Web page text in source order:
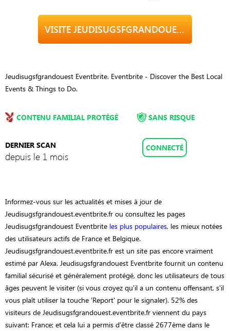
VISITE JEUDISUGSFGRANDOUEST.EVENTBRITE.FR
Jeudisugsfgrandouest Eventbrite. Eventbrite - Discover the Best Local
Events & Things to Do.
CONTENU FAMILIAL PROTÉGÉ
DERNIER SCAN
depuis le 1 mois
SANS RISQUE
CONNECTÉ
Informez-vous sur les actualités et mises à jour de
Jeudisugsfgrandouest.eventbrite.fr ou consultez les pages
Jeudisugsfgrandouest Eventbrite les plus populaires, les mieux notées
des utilisateurs actifs de France et Belgique.
Jeudisugsfgrandouest.eventbrite.fr est un site pas encore vraiment
estimé par Alexa. Jeudisugsfgrandouest Eventbrite fournit un contenu
familial sécurisé et généralement protégé, donc les utilisateurs de tous
âges peuvent le visiter (si vous croyez qu'il a un contenu offensant, s'il
vous plaît utiliser la touche 'Report' pour le signaler). 52% des
visiteurs de Jeudisugsfgrandouest.eventbrite.fr viennent du pays
suivant: France; et cela lui a permis d’être classé 2677ème dans le